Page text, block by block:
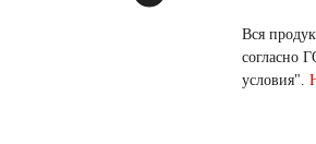
Вся
согласно
условия".